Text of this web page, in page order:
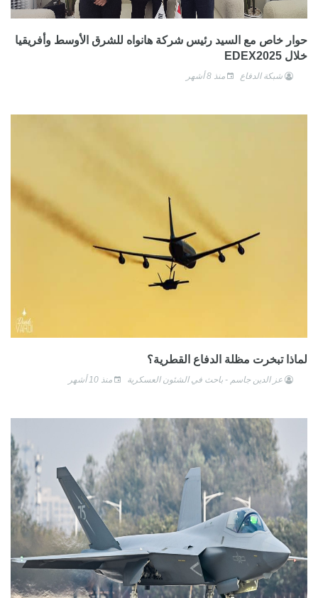
حوار خاص مع السيد رئيس شركة هانواه للشرق الأوسط وأفريقيا
خلال EDEX2025
شبكة الدفاع منذ 8 أشهر
لماذا تبخرت مظلة الدفاع القطرية؟
عز الدين جاسم - باحث في الشئون العسكرية منذ 10 أشهر